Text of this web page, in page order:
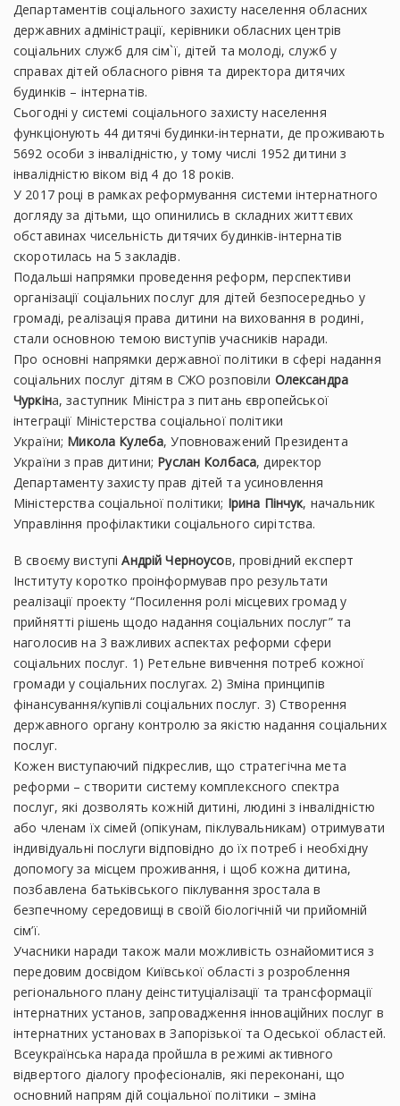
Департаментів соціального захисту населення обласних
державних адміністрації, керівники обласних центрів
соціальних служб для сім`ї, дітей та молоді, служб у
справах дітей обласного рівня та директора дитячих
будинків – інтернатів.
Сьогодні у системі соціального захисту населення
функціонують 44 дитячі будинки-інтернати, де проживають
5692 особи з інвалідністю, у тому числі 1952 дитини з
інвалідністю віком від 4 до 18 років.
У 2017 році в рамках реформування системи інтернатного
догляду за дітьми, що опинились в складних життєвих
обставинах чисельність дитячих будинків-інтернатів
скоротилась на 5 закладів.
Подальші напрямки проведення реформ, перспективи
організації соціальних послуг для дітей безпосередньо у
громаді, реалізація права дитини на виховання в родині,
стали основною темою виступів учасників наради.
Про основні напрямки державної політики в сфері надання
соціальних послуг дітям в СЖО розповіли Олександра
Чуркіна, заступник Міністра з питань європейської
інтеграції Міністерства соціальної політики
України; Микола Кулеба, Уповноважений Президента
України з прав дитини; Руслан Колбаса, директор
Департаменту захисту прав дітей та усиновлення
Міністерства соціальної політики; Ірина Пінчук, начальник
Управління профілактики соціального сирітства.
В своєму виступіАндрій Черноусов, провідний експерт
Інституту коротко проінформував про результати
реалізації проекту “Посилення ролі місцевих громад у
прийнятті рішень щодо надання соціальних послуг” та
наголосив на 3 важливих аспектах реформи сфери
соціальних послуг. 1) Ретельне вивчення потреб кожної
громади у соціальних послугах. 2) Зміна принципів
фінансування/купівлі соціальних послуг. 3) Створення
державного органу контролю за якістю надання соціальних
послуг.
Кожен виступаючий підкреслив, що стратегічна мета
реформи – створити систему комплексного спектра
послуг, які дозволять кожній дитині, людині з інвалідністю
або членам їх сімей (опікунам, піклувальникам) отримувати
індивідуальні послуги відповідно до їх потреб і необхідну
допомогу за місцем проживання, і щоб кожна дитина,
позбавлена батьківського піклування зростала в
безпечному середовищі в своїй біологічній чи прийомній
сім’ї.
Учасники наради також мали можливість ознайомитися з
передовим досвідом Київської області з розроблення
регіонального плану деінституціалізації та трансформації
інтернатних установ, запровадження інноваційних послуг в
інтернатних установах в Запорізької та Одеської областей.
Всеукраїнська нарада пройшла в режимі активного
відвертого діалогу професіоналів, які переконані, що
основний напрям дій соціальної політики – зміна